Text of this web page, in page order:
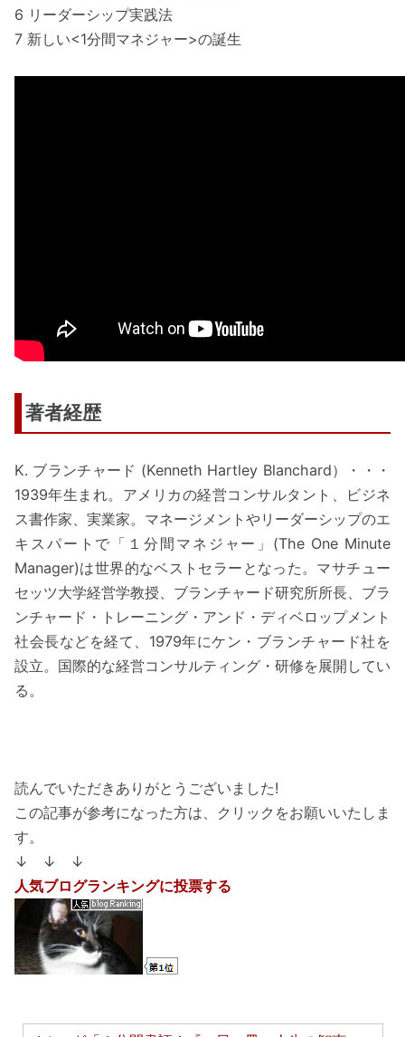
6 リーダーシップ実践法
7 新しい<1分間マネジャー>の誕生
著者経歴
K. ブランチャード (Kenneth Hartley Blanchard）・・・
1939年生まれ。アメリカの経営コンサルタント、ビジネ
ス書作家、実業家。マネージメントやリーダーシップのエ
キスパートで「１分間マネジャー」(The One Minute
Manager)は世界的なベストセラーとなった。マサチュー
セッツ大学経営学教授、ブランチャード研究所所長、ブラ
ンチャード・トレーニング・アンド・ディベロップメント
社会長などを経て、1979年にケン・ブランチャード社を
設立。国際的な経営コンサルティング・研修を展開してい
る。
読んでいただきありがとうございました!
この記事が参考になった方は、クリックをお願いいたしま
す。
↓ ↓ ↓
人気ブログランキングに投票する